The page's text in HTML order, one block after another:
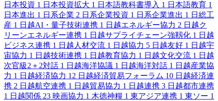
日本投資 1 日本投資拡大 1 日本語教科書導入 1 日本語教育 1
日本進出 1 日系企業 2 日系企業投資 1 日系企業進出 1 日総工
産 1 日越AI・量子技術連携 1 日越エネルギー協力 2 日越ク
リーンエネルギー連携 1 日越サプライチェーン強靱化 1 日越
ビジネス連携 1 日越人材交流 1 日越協力 5 日越友好 1 日越宇
宙協力 1 日越技術連携 1 日越教育協力 1 日越文化交流 1 日越
次官級2＋2対話 1 日越海洋協議 1 日越海洋対話 1 日越産業協
力 1 日越経済協力 12 日越経済貿易フォーラム 10 日越経済連
携 2 日越航空連携 1 日越貿易協力 1 日越連携 3 日越都市連携
1 日越関係 23 映画協力 1 木徳神糧 1 東アジア連携 1 東ソー 1